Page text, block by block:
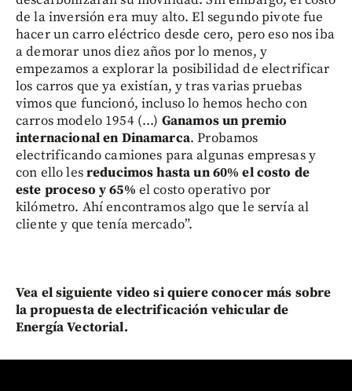
de la inversión era muy alto. El segundo pivote fue
hacer un carro eléctrico desde cero, pero eso nos iba
a demorar unos diez años por lo menos, y
empezamos a explorar la posibilidad de electrificar
los carros que ya existían, y tras varias pruebas
vimos que funcionó, incluso lo hemos hecho con
carros modelo 1954 (...) Ganamos un premio
internacional en Dinamarca. Probamos
electrificando camiones para algunas empresas y
con ello lesreducimos hasta un 60% el costo de
este proceso y 65% el costo operativo por
kilómetro. Ahí encontramos algo que le servía al
cliente y que tenía mercado”.
Vea el siguiente video si quiere conocer más sobre
la propuesta de electrificación vehicular de
Energía Vectorial.